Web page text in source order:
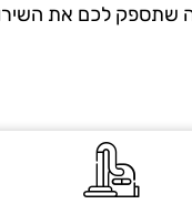
שתספק לכם את